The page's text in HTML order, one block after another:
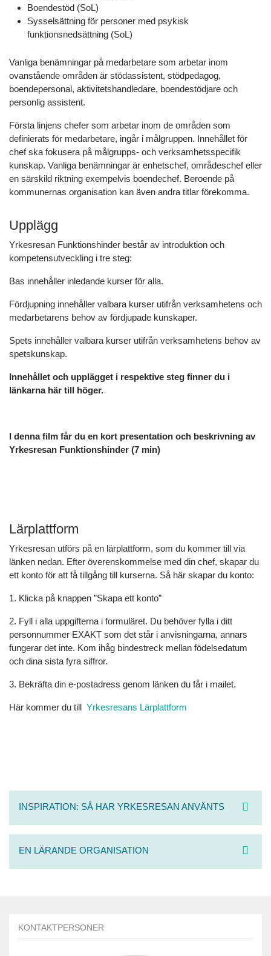
Boendestöd (SoL)
Sysselsättning för personer med psykisk
funktionsnedsättning (SoL)
Vanliga benämningar på medarbetare som arbetar inom
ovanstående områden är stödassistent, stödpedagog,
boendepersonal, aktivitetshandledare, boendestödjare och
personlig assistent.
Första linjens chefer som arbetar inom de områden som
definierats för medarbetare, ingår i målgruppen. Innehållet för
chef ska fokusera på målgrupps- och verksamhetsspecifik
kunskap. Vanliga benämningar är enhetschef, områdeschef eller
en särskild riktning exempelvis boendechef. Beroende på
kommunernas organisation kan även andra titlar förekomma.
Upplägg
Yrkesresan Funktionshinder består av introduktion och
kompetensutveckling i tre steg:
Bas innehåller inledande kurser för alla.
Fördjupning innehåller valbara kurser utifrån verksamhetens och
medarbetarens behov av fördjupade kunskaper.
Spets innehåller valbara kurser utifrån verksamhetens behov av
spetskunskap.
Innehållet och upplägget i respektive steg finner du i
länkarna här till höger.
I denna film får du en kort presentation och beskrivning av
Yrkesresan Funktionshinder (7 min)
Lärplattform
Yrkesresan utförs på en lärplattform, som du kommer till via
länken nedan. Efter överenskommelse med din chef, skapar du
ett konto för att få tillgång till kurserna. Så här skapar du konto:
1. Klicka på knappen ”Skapa ett konto”
2. Fyll i alla uppgifterna i formuläret. Du behöver fylla i ditt
personnummer EXAKT som det står i anvisningarna, annars
fungerar det inte. Kom ihåg bindestreck mellan födelsedatum
och dina sista fyra siffror.
3. Bekräfta din e-postadress genom länken du får i mailet.
Här kommer du till Yrkesresans Lärplattform
INSPIRATION: SÅ HAR YRKESRESAN ANVÄNTS
EN LÄRANDE ORGANISATION
KONTAKTPERSONER